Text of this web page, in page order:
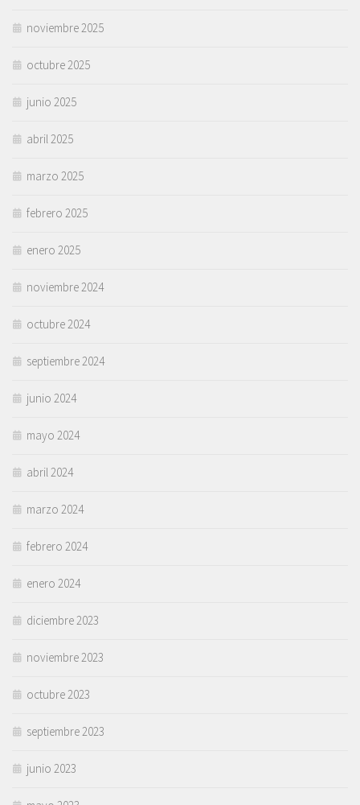
noviembre 2025
octubre 2025
junio 2025
abril 2025
marzo 2025
febrero 2025
enero 2025
noviembre 2024
octubre 2024
septiembre 2024
junio 2024
mayo 2024
abril 2024
marzo 2024
febrero 2024
enero 2024
diciembre 2023
noviembre 2023
octubre 2023
septiembre 2023
junio 2023